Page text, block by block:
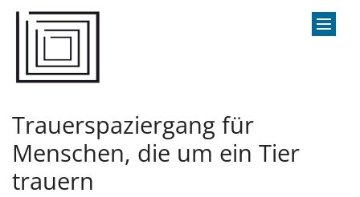
Zum Inhalt springen
Trauerspaziergang für
Menschen, die um ein Tier
trauern